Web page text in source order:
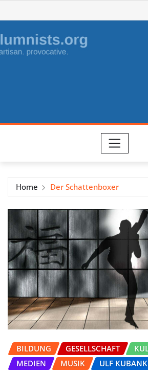
to
content
Home Der Schattenboxer
BILDUNG GESELLSCHAFT
MEDIEN
MUSIK ULF